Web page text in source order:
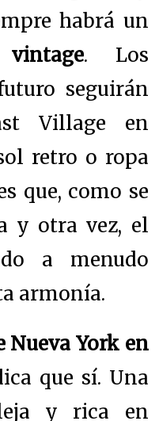
habrá un
vintage. Los
seguirán
Village en
retro o ropa
que, como se
y otra vez, el
a menudo
armonía.
Nueva York en
que sí. Una
y rica en